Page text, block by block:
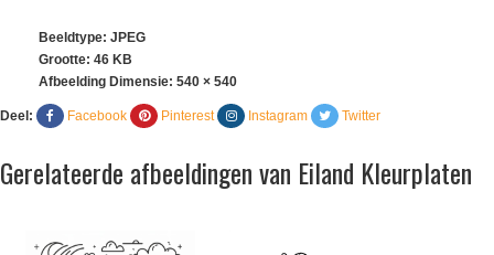
Beeldtype: JPEG
Grootte: 46 KB
Afbeelding Dimensie: 540 × 540
Deel: Facebook Pinterest Instagram Twitter
Gerelateerde afbeeldingen van Eiland Kleurplaten